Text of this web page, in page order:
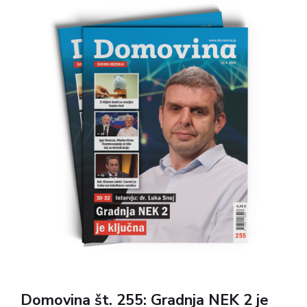
politiki, demokraciji in zgodovinskih temah, poleg
tega pa še kulturne prispevke, razmisleke o družbi.
Domovina št. 255: Gradnja NEK 2 je